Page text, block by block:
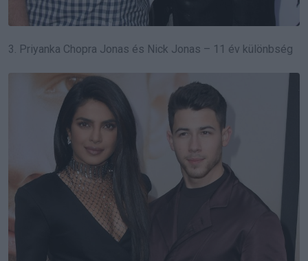
3. Priyanka Chopra Jonas és Nick Jonas – 11 év különbség